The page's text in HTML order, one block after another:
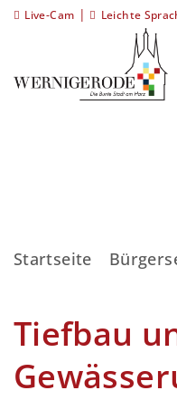
Live-Cam | Leichte
Startseite
Tiefbau